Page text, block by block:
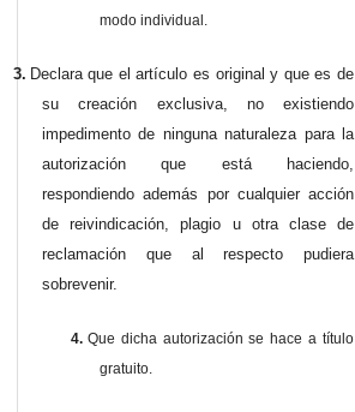
modo individual.
3. Declara que el artículo es original y que es de
su creación exclusiva, no existiendo
impedimento de ninguna naturaleza para la
autorización que está haciendo,
respondiendo además por cualquier acción
de reivindicación, plagio u otra clase de
reclamación que al respecto pudiera
sobrevenir.
4. Que dicha autorización se hace a título
gratuito.